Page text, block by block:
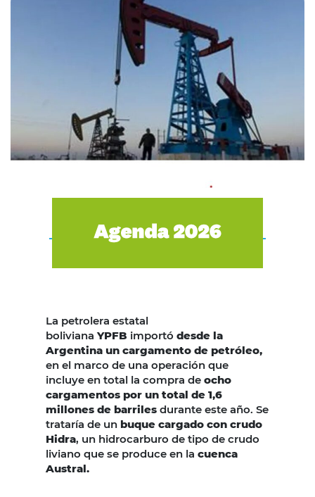
La petrolera estatal
boliviana YPFB importó desde la
Argentina un cargamento de petróleo,
en el marco de una operación que
incluye en total la compra de ocho
cargamentos por un total de 1,6
millones de barriles durante este año. Se
trataría de un buque cargado con crudo
Hidra, un hidrocarburo de tipo de crudo
liviano que se produce en la cuenca
Austral.